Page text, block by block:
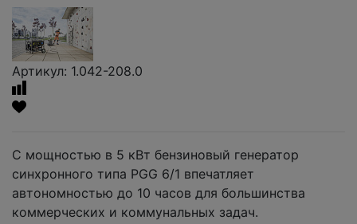
Артикул: 1.042-208.0
С мощностью в 5 кВт бензиновый генератор
синхронного типа PGG 6/1 впечатляет
автономностью до 10 часов для большинства
коммерческих и коммунальных задач.